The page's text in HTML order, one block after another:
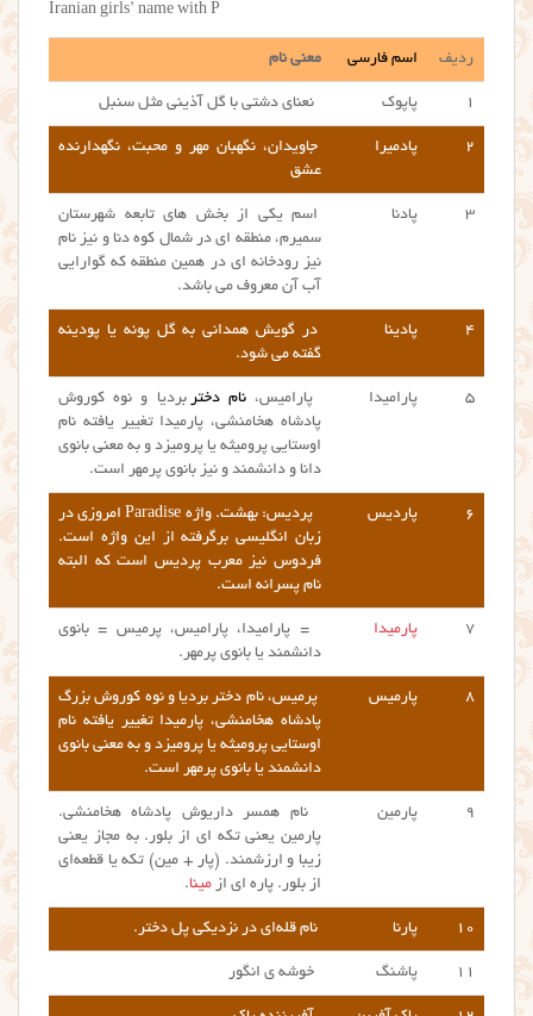
Iranian girls’ name with P
ردیف اسم فارسی معنی نام
۱ پاپوک نعنای دشتی با گل آذینی مثل سنبل
۲ پادمیرا
جاویدان، نگهبان مهر و محبت، نگهدارنده
عشق
۳ پادنا
اسم یکی از بخش های تابعه شهرستان
سمیرم، منطقه ای در شمال کوه دنا و نیز نام
نیز رودخانه ای در همین منطقه که گوارایی
آب آن معروف می باشد.
۴ پادینا
در گویش همدانی به گل پونه یا پودینه
گفته می شود.
۵ پارامیدا پارامیس،نام دختر بردیا و نوه کوروش
پادشاه هخامنشی، پارمیدا تغییر یافته نام
اوستایی پرومیثه یا پرومیزد و به معنی بانوی
دانا و دانشمند و نیز بانوی پرمهر است.
۶ پاردیس
پردیس: بهشت. واژه Paradise امروزی در
زبان انگلیسی برگرفته از این واژه است.
فردوس نیز معرب پردیس است که البته
نام پسرانه است.
۷ پارمیدا
= پارامیدا، پارامیس، پرمیس = بانوی
دانشمند یا بانوی پرمهر.
۸ پارمیس
پرمیس، نام دختر بردیا و نوه کوروش بزرگ
پادشاه هخامنشی، پارمیدا تغییر یافته نام
اوستایی پرومیثه یا پرومیزد و به معنی بانوی
دانشمند یا بانوی پرمهر است.
۹ پارمین
نام همسر داریوش پادشاه هخامنشی.
پارمین یعنی تکه ای از بلور. به مجاز یعنی
زیبا و ارزشمند. (پار + مین) تكه یا قطعه‌ای
از بلور. پاره ای از مینا.
۱۰ پارنا نام قله‌ای در نزدیکی پل دختر.
۱۱ پاشنگ خوشه ی انگور